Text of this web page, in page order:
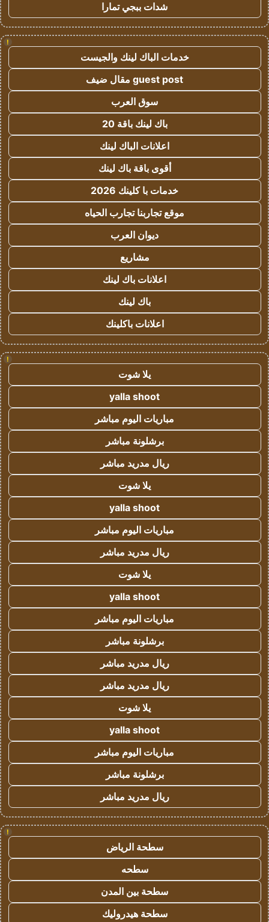
شدات ببجي تمارا
!
خدمات الباك لينك والجيست
guest post مقال ضيف
سوق العرب
باك لينك باقة 20
اعلانات الباك لينك
أقوى باقة باك لينك
خدمات با كلينك 2026
موقع تجاربنا تجارب الحياه
ديوان العرب
مشاريع
اعلانات باك لينك
باك لينك
اعلانات باكلينك
!
يلا شوت
yalla shoot
مباريات اليوم مباشر
برشلونة مباشر
ريال مدريد مباشر
يلا شوت
yalla shoot
مباريات اليوم مباشر
ريال مدريد مباشر
يلا شوت
yalla shoot
مباريات اليوم مباشر
برشلونة مباشر
ريال مدريد مباشر
ريال مدريد مباشر
يلا شوت
yalla shoot
مباريات اليوم مباشر
برشلونة مباشر
ريال مدريد مباشر
!
سطحة الرياض
سطحه
سطحة بين المدن
سطحة هيدروليك